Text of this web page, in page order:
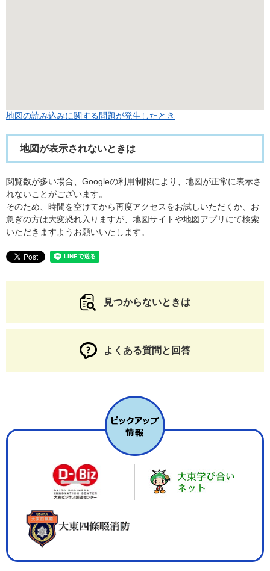
地図の読み込みに関する問題が発生したとき
地図が表示されないときは
閲覧数が多い場合、Googleの利用制限により、地図が正常に表示さ
れないことがございます。
そのため、時間を空けてから再度アクセスをお試しいただくか、お
急ぎの方は大変恐れ入りますが、地図サイトや地図アプリにて検索
いただきますようお願いいたします。
見つからないときは
よくある質問と回答